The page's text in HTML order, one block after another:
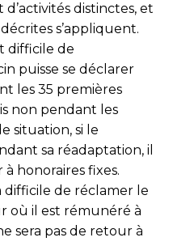
d’activités distinctes, et
s’appliquent.
difficile de
puisse se déclarer
les 35 premières
non pendant les
situation, si le
sa réadaptation, il
honoraires fixes.
difficile de réclamer le
où il est rémunéré à
sera pas de retour à